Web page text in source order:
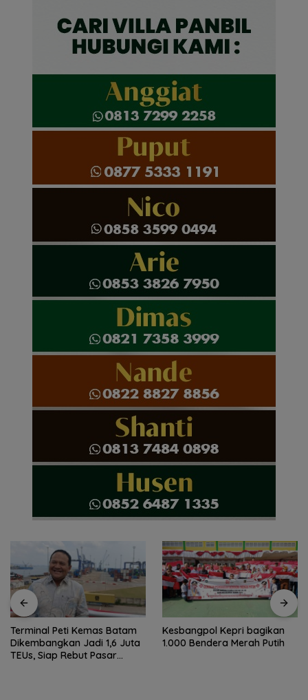
Terminal Peti Kemas Batam
Dikembangkan Jadi 1,6 Juta
TEUs, Siap Rebut Pasar
Kesbangpol Kepri bagikan
1.000 Bendera Merah Putih